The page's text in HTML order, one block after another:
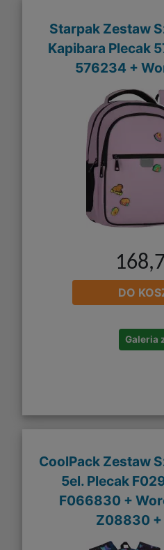
Starpak Zestaw
Kapibara Plecak
576234 +
DO
Galeria
CoolPack Zestaw
5el. Plecak
F066830 +
Z08830